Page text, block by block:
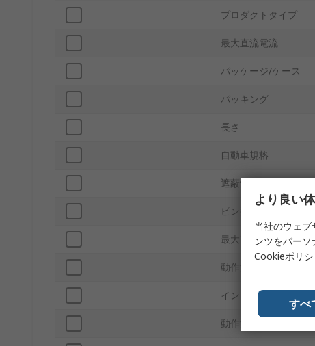
プロダクトタイプ
最大直流電流
パッケージ/ケース
パッキング
長さ
自動車規格
遮蔽性
ピン数
最大直流抵抗
動作温度 Min
インダクタンス許容範
動作温度 Max
より良い
当社のウェ
ンツをパー
Cookieポリシ
すべ